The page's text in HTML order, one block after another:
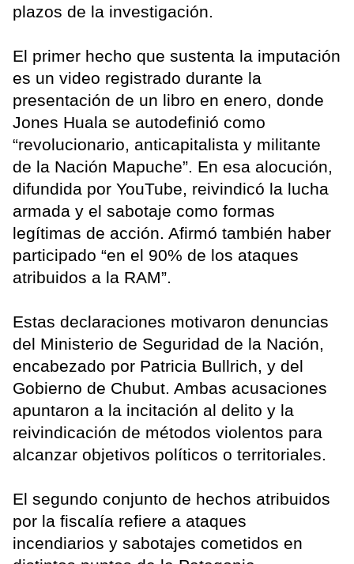
plazos de la investigación.
El primer hecho que sustenta la imputación
es un video registrado durante la
presentación de un libro en enero, donde
Jones Huala se autodefinió como
“revolucionario, anticapitalista y militante
de la Nación Mapuche”. En esa alocución,
difundida por YouTube, reivindicó la lucha
armada y el sabotaje como formas
legítimas de acción. Afirmó también haber
participado “en el 90% de los ataques
atribuidos a la RAM”.
Estas declaraciones motivaron denuncias
del Ministerio de Seguridad de la Nación,
encabezado por Patricia Bullrich, y del
Gobierno de Chubut. Ambas acusaciones
apuntaron a la incitación al delito y la
reivindicación de métodos violentos para
alcanzar objetivos políticos o territoriales.
El segundo conjunto de hechos atribuidos
por la fiscalía refiere a ataques
incendiarios y sabotajes cometidos en